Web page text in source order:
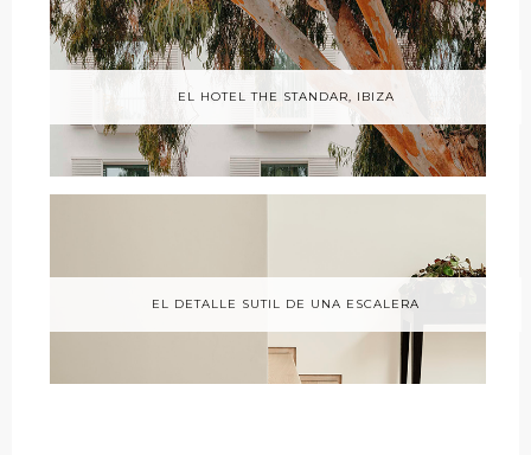
EL HOTEL THE STANDAR, IBIZA
EL DETALLE SUTIL DE UNA ESCALERA